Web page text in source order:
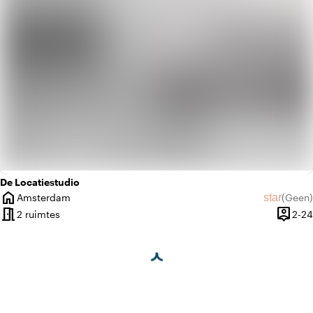
De Locatiestudio
home
Plaats
Amsterdam star(Geen)
Geen
meeting_room2 ruimtes person_pin2-24